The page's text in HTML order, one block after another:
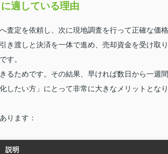
適している理由
査定を依頼し、次に現地調査を行って正確な価格
き渡しと決済を一体で進め、売却資金を受け取り
す。
るためです。その結果、早ければ数日から一週間
したい方」にとって非常に大きなメリットとなり
ります：
説明